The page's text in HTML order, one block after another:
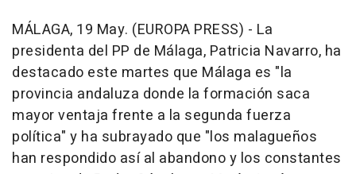
MÁLAGA, 19 May. (EUROPA PRESS) - La
presidenta del PP de Málaga, Patricia Navarro, ha
destacado este martes que Málaga es "la
provincia andaluza donde la formación saca
mayor ventaja frente a la segunda fuerza
política" y ha subrayado que "los malagueños
han respondido así al abandono y los constantes